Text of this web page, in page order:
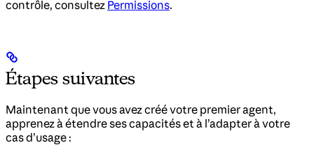
contrôle, consultez Permissions.
Étapes suivantes
Maintenant que vous avez créé votre premier agent,
apprenez à étendre ses capacités et à l’adapter à votre
cas d’usage :